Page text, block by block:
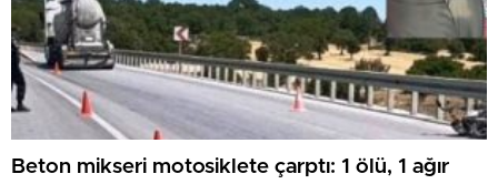
Beton mikseri motosiklete çarptı: 1 ölü, 1 ağır